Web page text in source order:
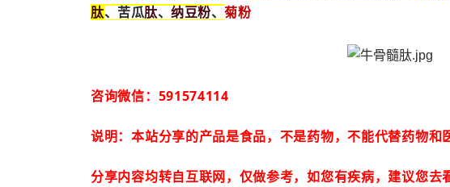
肽、苦瓜肽、纳豆粉、菊粉
咨询微信：591574114
说明：本站分享的产品是食品，不是药物，不能代替药物和
分享内容均转自互联网，仅做参考，如您有疾病，建议您